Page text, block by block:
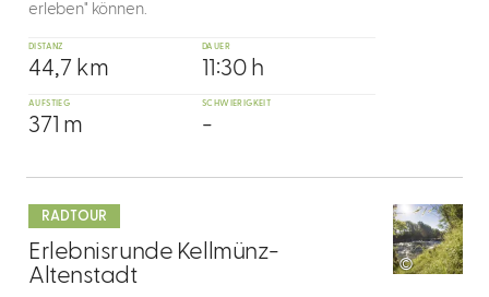
erleben" können.
DISTANZ
44,7 km
DAUER
11:30 h
AUFSTIEG
371 m
SCHWIERIGKEIT
-
RADTOUR
7
Erlebnisrunde Kellmünz-
Altenstadt
©
dazu